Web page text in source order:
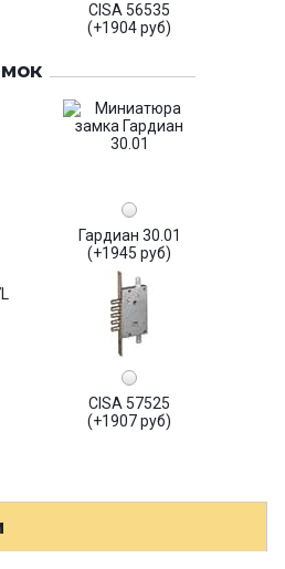
CISA 56535
(+1904 руб)
Гардиан 30.01
(+1945 руб)
CISA 57525
(+1907 руб)